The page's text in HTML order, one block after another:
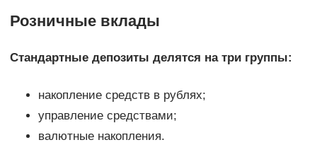
Розничные вклады
Стандартные депозиты делятся на три группы:
накопление средств в рублях;
управление средствами;
валютные накопления.